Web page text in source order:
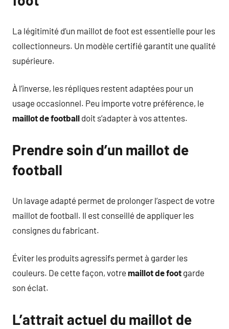
La légitimité d’un maillot de foot est essentielle pour les
collectionneurs. Un modèle certifié garantit une qualité
supérieure.
À l’inverse, les répliques restent adaptées pour un
usage occasionnel. Peu importe votre préférence, le
maillot de football doit s’adapter à vos attentes.
Prendre soin d’un maillot de
football
Un lavage adapté permet de prolonger l’aspect de votre
maillot de football. Il est conseillé de appliquer les
consignes du fabricant.
Éviter les produits agressifs permet à garder les
couleurs. De cette façon, votre maillot de foot garde
son éclat.
L’attrait actuel du maillot de